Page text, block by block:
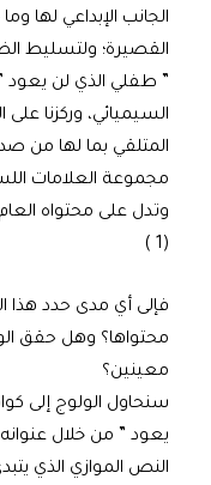
الجانب الإبداعي لها
القصيرة؛ ولتسليط
” طفلي الذي لن يعود ”
السيميائي، وركزنا
المتلقي بما لها من
مجموعة العلامات
وتدل على محتواه
(1 )
فإلى أي مدى حدد هذا
محتواها؟ وهل حقق
معينين؟
سنحاول الولوج إلى
يعود ” من خلال
النص الموازي الذي